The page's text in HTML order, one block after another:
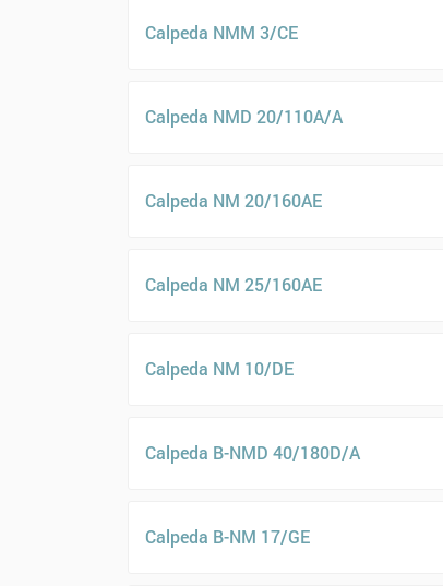
Calpeda NMM 3/CE
Calpeda NMD 20/110A/A
Calpeda NM 20/160AE
Calpeda NM 25/160AE
Calpeda NM 10/DE
Calpeda B-NMD 40/180D/A
Calpeda B-NM 17/GE